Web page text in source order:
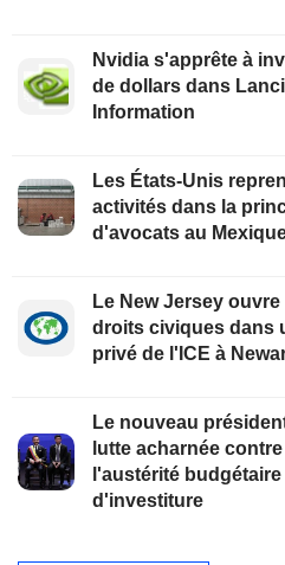
Nvidia s'apprête à
de dollars dans
Information
Les États-Unis
activités dans la
d'avocats au
Le New Jersey
droits civiques dans
privé de l'ICE à
Le nouveau
lutte acharnée
l'austérité
d'investiture